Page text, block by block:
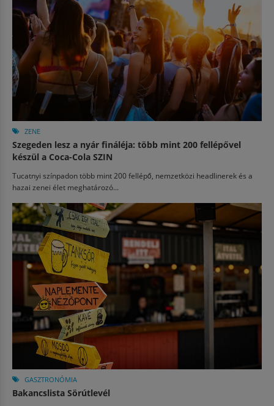
ZENE
Szegeden lesz a nyár fináléja: több mint 200 fellépővel
készül a Coca-Cola SZIN
Tucatnyi színpadon több mint 200 fellépő, nemzetközi headlinerek és a
hazai zenei élet meghatározó...
GASZTRONÓMIA
Bakancslista Sörútlevél